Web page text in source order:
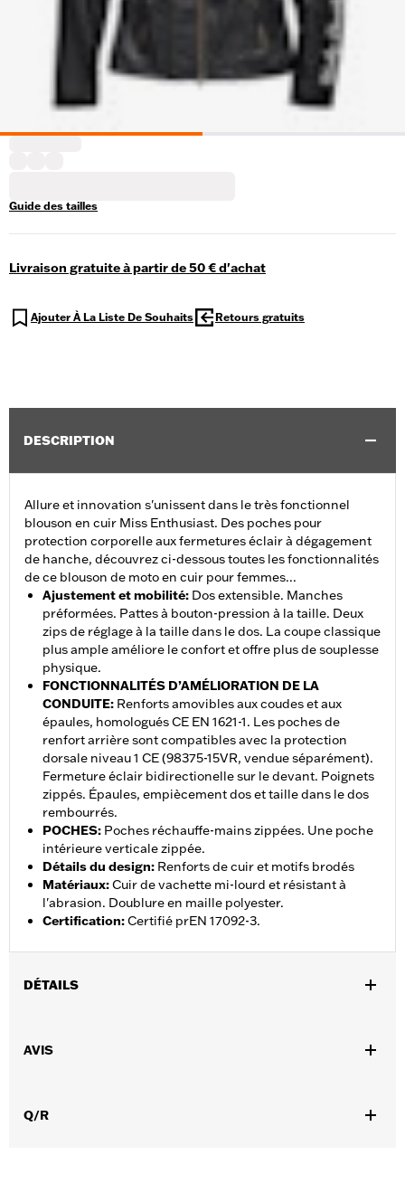
Guide des tailles
Livraison gratuite à partir de 50 € d'achat
Ajouter À La Liste De Souhaits Retours gratuits
DESCRIPTION
Allure et innovation s'unissent dans le très fonctionnel
blouson en cuir Miss Enthusiast. Des poches pour
protection corporelle aux fermetures éclair à dégagement
de hanche, découvrez ci-dessous toutes les fonctionnalités
de ce blouson de moto en cuir pour femmes...
Ajustement et mobilité: Dos extensible. Manches
préformées. Pattes à bouton-pression à la taille. Deux
zips de réglage à la taille dans le dos. La coupe classique
plus ample améliore le confort et offre plus de souplesse
physique.
FONCTIONNALITÉS D’AMÉLIORATION DE LA
CONDUITE: Renforts amovibles aux coudes et aux
épaules, homologués CE EN 1621-1. Les poches de
renfort arrière sont compatibles avec la protection
dorsale niveau 1 CE (98375-15VR, vendue séparément).
Fermeture éclair bidirectionelle sur le devant. Poignets
zippés. Épaules, empiècement dos et taille dans le dos
rembourrés.
POCHES: Poches réchauffe-mains zippées. Une poche
intérieure verticale zippée.
Détails du design: Renforts de cuir et motifs brodés
Matériaux:Cuir de vachette mi-lourd et résistant à
l'abrasion. Doublure en maille polyester.
Certification:Certifié prEN 17092-3.
DÉTAILS
Caractéristiques fonctionnelles:
GARANTIE:
www.h-
AVIS
Q/R